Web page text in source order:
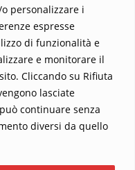
personalizzare i
espresse
di funzionalità e
e monitorare il
Cliccando su Rifiuta
lasciate
continuare senza
diversi da quello
€, 25 €… il tuo contributo